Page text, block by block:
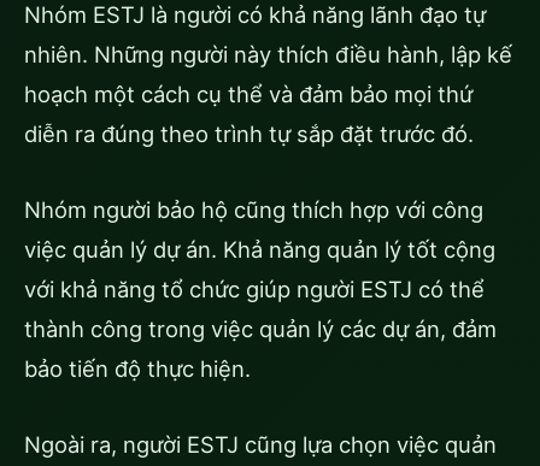
Nhóm ESTJ là người có khả năng lãnh đạo tự
nhiên. Những người này thích điều hành, lập kế
hoạch một cách cụ thể và đảm bảo mọi thứ
diễn ra đúng theo trình tự sắp đặt trước đó.
Nhóm người bảo hộ cũng thích hợp với công
việc quản lý dự án. Khả năng quản lý tốt cộng
với khả năng tổ chức giúp người ESTJ có thể
thành công trong việc quản lý các dự án, đảm
bảo tiến độ thực hiện.
Ngoài ra, người ESTJ cũng lựa chọn việc quản